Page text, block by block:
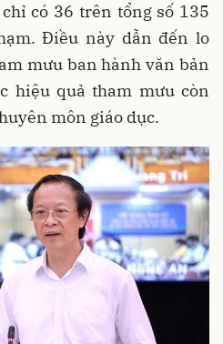
có 36 trên tổng số 135
Điều này dẫn đến lo
mưu ban hành văn bản
hiệu quả tham mưu còn
môn giáo dục.